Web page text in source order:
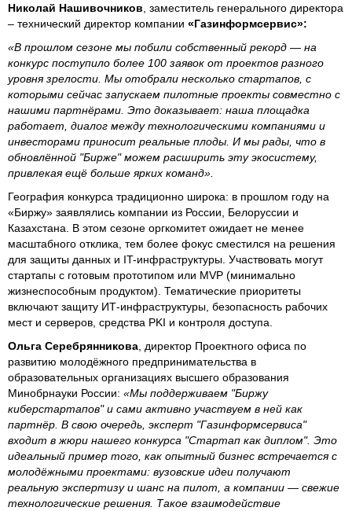
Николай Нашивочников , заместитель генерального директора
– технический директор компании «Газинформсервис»:
«В прошлом сезоне мы побили собственный рекорд — на
конкурс поступило более 100 заявок от проектов разного
уровня зрелости. Мы отобрали несколько стартапов, с
которыми сейчас запускаем пилотные проекты совместно с
нашими партнёрами. Это доказывает: наша площадка
работает, диалог между технологическими компаниями и
инвесторами приносит реальные плоды. И мы рады, что в
обновлённой "Бирже" можем расширить эту экосистему,
привлекая ещё больше ярких команд».
География конкурса традиционно широка: в прошлом году на
«Биржу» заявлялись компании из России, Белоруссии и
Казахстана. В этом сезоне оргкомитет ожидает не менее
масштабного отклика, тем более фокус сместился на решения
для защиты данных и IT-инфраструктуры. Участвовать могут
стартапы с готовым прототипом или MVP (минимально
жизнеспособным продуктом). Тематические приоритеты
включают защиту ИТ-инфраструктуры, безопасность рабочих
мест и серверов, средства PKI и контроля доступа.
Ольга Серебрянникова , директор Проектного офиса по
развитию молодёжного предпринимательства в
образовательных организациях высшего образования
Минобрнауки России: «Мы поддерживаем "Биржу
киберстартапов" и сами активно участвуем в ней как
партнёр. В свою очередь, эксперт "Газинформсервиса"
входит в жюри нашего конкурса "Стартап как диплом". Это
идеальный пример того, как опытный бизнес встречается с
молодёжными проектами: вузовские идеи получают
реальную экспертизу и шанс на пилот, а компании — свежие
технологические решения. Такое взаимодействие